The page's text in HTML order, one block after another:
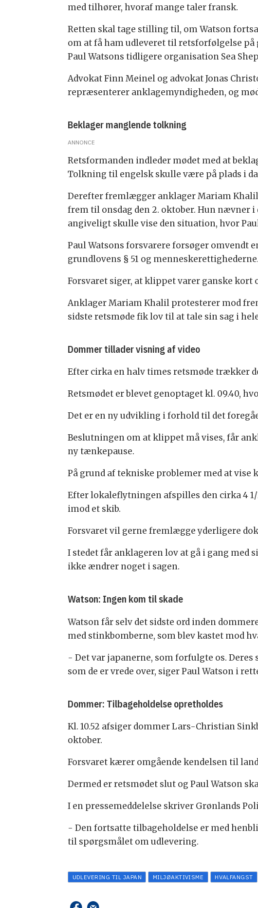
med tilhører, hvoraf mange taler fransk.
Retten skal tage stilling til, om Watson
om at få ham udleveret til retsforfølgelse
Paul Watsons tidligere organisation Sea
Advokat Finn Meinel og advokat Jonas
repræsenterer anklagemyndigheden, og
Beklager manglende tolkning
ANNONCE
Retsformanden indleder mødet med at
Tolkning til engelsk skulle være på plads i
Derefter fremlægger anklager Mariam
frem til onsdag den 2. oktober. Hun nævner
angiveligt skulle vise den situation, hvor
Paul Watsons forsvarere forsøger omvendt
grundlovens § 51 og menneskerettighederne.
Forsvaret siger, at klippet varer ganske kort
Anklager Mariam Khalil protesterer mod
sidste retsmøde fik lov til at tale sin sag i
Dommer tillader visning af video
Efter cirka en halv times retsmøde trækker
Retsmødet er blevet genoptaget kl. 09.40,
Det er en ny udvikling i forhold til det
Beslutningen om at klippet må vises, får
ny tænkepause.
På grund af tekniske problemer med at
Efter lokaleflytningen afspilles den cirka 4
imod et skib.
Forsvaret vil gerne fremlægge yderligere
I stedet får anklageren lov at gå i gang med
ikke ændrer noget i sagen.
Watson: Ingen kom til skade
Watson får selv det sidste ord inden
med stinkbomberne, som blev kastet mod
- Det var japanerne, som forfulgte os.
som de er vrede over, siger Paul Watson i
Dommer: Tilbageholdelse opretholdes
Kl. 10.52 afsiger dommer Lars-Christian
oktober.
Forsvaret kærer omgående kendelsen til
Dermed er retsmødet slut og Paul Watson
I en pressemeddelelse skriver Grønlands
- Den fortsatte tilbageholdelse er med
til spørgsmålet om udlevering.
UDLEVERING TIL JAPAN MILJØAKTIVISME HVALFANGST